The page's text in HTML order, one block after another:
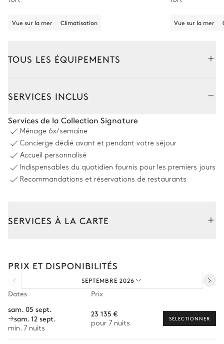
Vue sur la mer Climatisation Vue sur la mer
TOUS LES ÉQUIPEMENTS
Vue sur la mer
Table
14 places
Barbecue
Coin piscine
Douche extérieure
Parasol
Piscine
Chauffable
Terrasse - Perré
SERVICES INCLUS
Services de la Collection Signature
Ménage 6x/semaine
Concierge dédié avant et pendant votre séjour
Accueil personnalisé
Indispensables du quotidien fournis pour les premiers jours
Recommandations et réservations de restaurants
SERVICES À LA CARTE
Transfert à l'arrivée et au départ
Courses livrées avant l'arrivée
Chef à domicile
PRIX ET DISPONIBILITÉS
SEPTEMBRE 2026
Dates
Prix
sam. 05 sept.
sam. 12 sept.
min. 7 nuits
23 135 €
pour 7 nuits
SÉLECTIONNER